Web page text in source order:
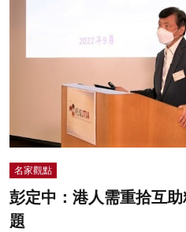
名家觀點
彭定中：港人需重拾互
題